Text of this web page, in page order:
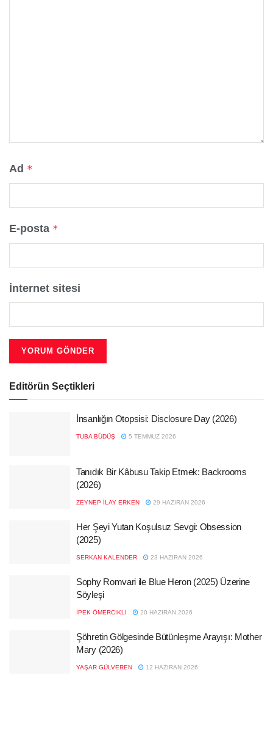
Ad *
E-posta *
İnternet sitesi
Editörün Seçtikleri
İnsanlığın Otopsisi: Disclosure Day (2026)
TUBA BÜDÜŞ 5 TEMMUZ 2026
Tanıdık Bir Kâbusu Takip Etmek: Backrooms
(2026)
ZEYNEP İLAY ERKEN 29 HAZIRAN 2026
Her Şeyi Yutan Koşulsuz Sevgi: Obsession
(2025)
SERKAN KALENDER 23 HAZIRAN 2026
Sophy Romvari ile Blue Heron (2025) Üzerine
Söyleşi
İPEK ÖMERCIKLI 20 HAZIRAN 2026
Şöhretin Gölgesinde Bütünleşme Arayışı: Mother
Mary (2026)
YAŞAR GÜLVEREN 12 HAZIRAN 2026